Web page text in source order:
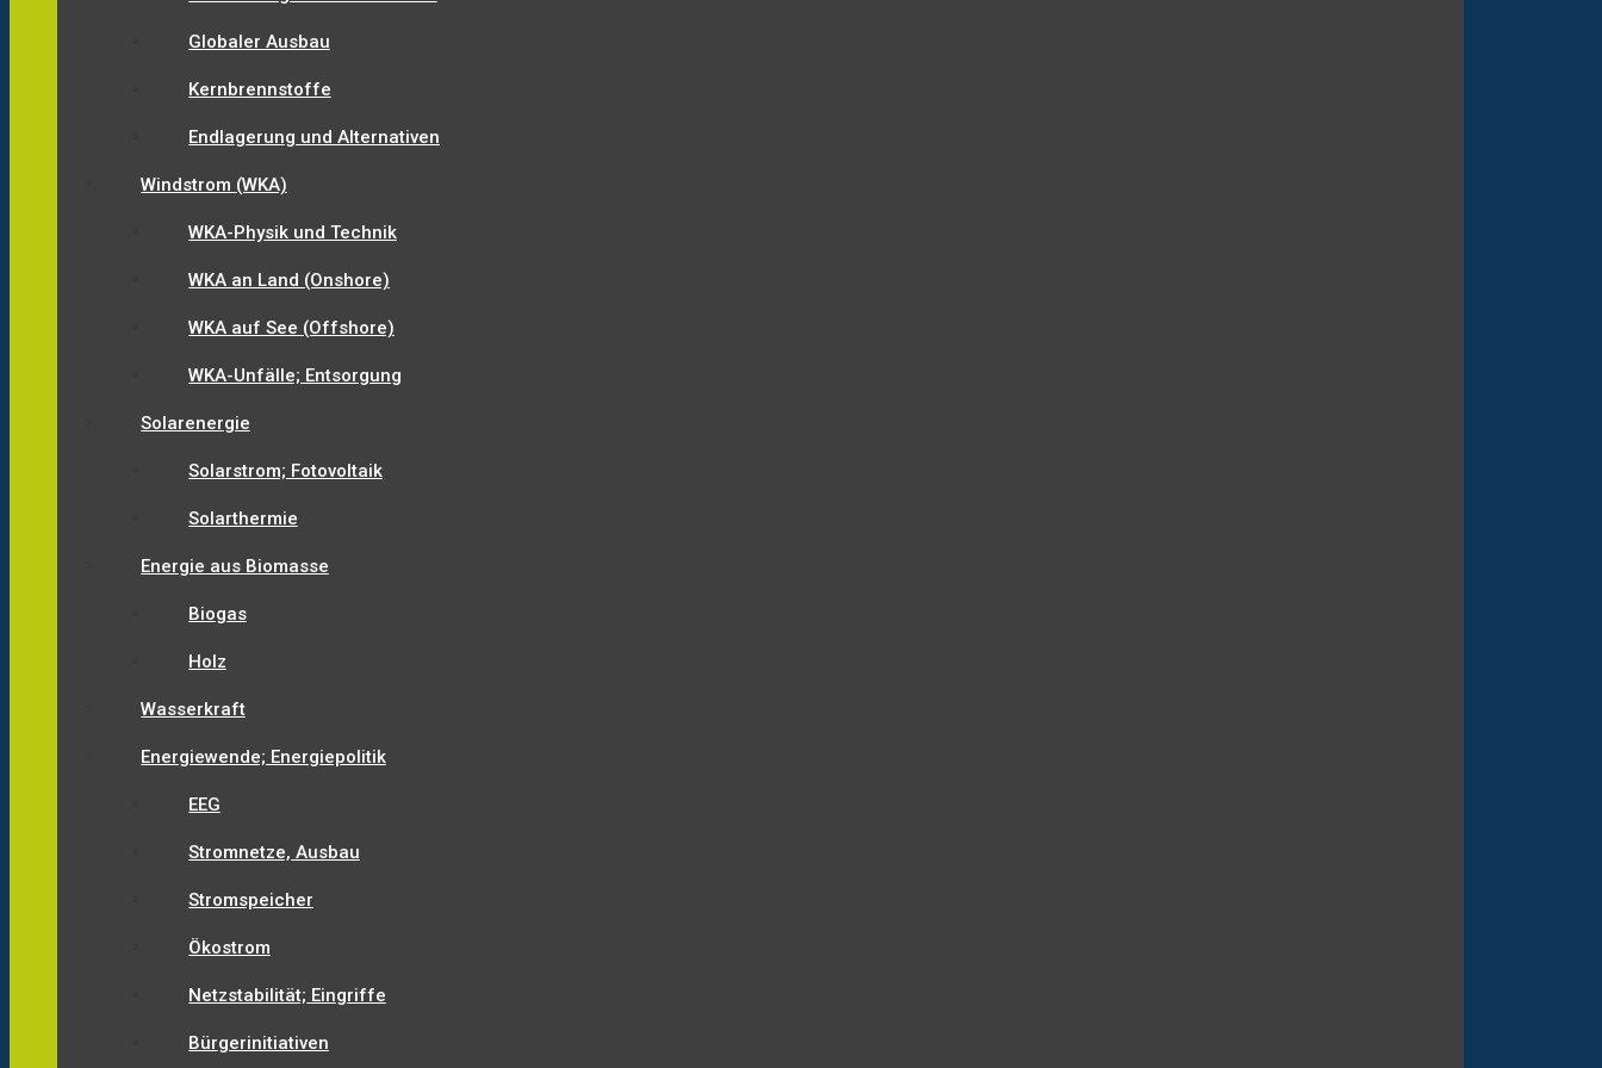
Globaler Ausbau
Kernbrennstoffe
Endlagerung und Alternativen
Windstrom (WKA)
WKA-Physik und Technik
WKA an Land (Onshore)
WKA auf See (Offshore)
WKA-Unfälle; Entsorgung
Solarenergie
Solarstrom; Fotovoltaik
Solarthermie
Energie aus Biomasse
Biogas
Holz
Wasserkraft
Energiewende; Energiepolitik
EEG
Stromnetze, Ausbau
Stromspeicher
Ökostrom
Netzstabilität; Eingriffe
Bürgerinitiativen